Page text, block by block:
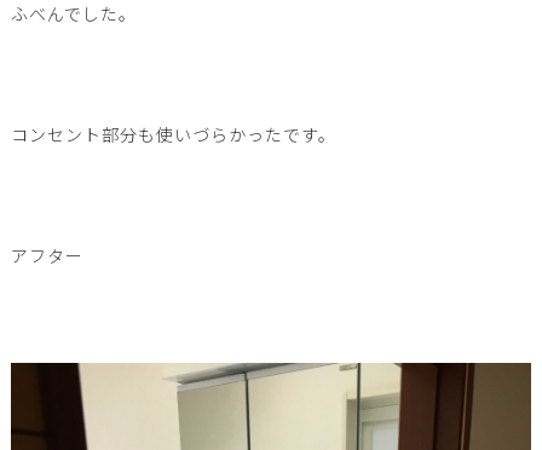
ふべんでした。
コンセント部分も使いづらかったです。
アフター